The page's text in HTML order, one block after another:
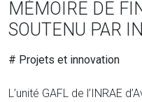
MÉMOIRE DE
SOUTENU PAR
# Projets et innovation
L’unité GAFL de l’INRAE